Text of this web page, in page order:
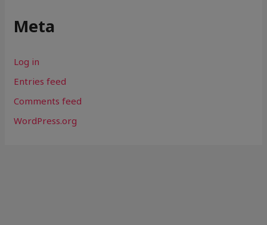
Meta
Log in
Entries feed
Comments feed
WordPress.org